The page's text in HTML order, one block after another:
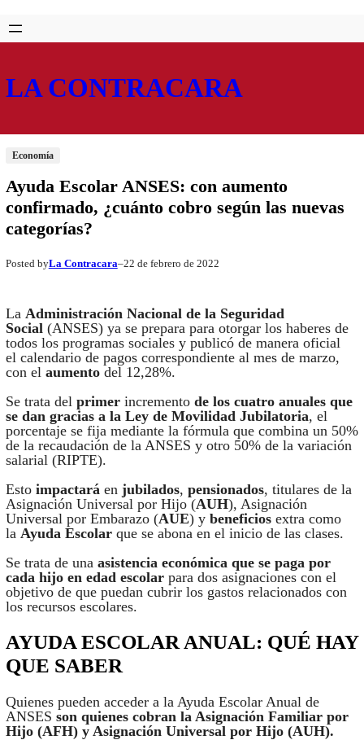
Saltar
al
Skip
to
LA CONTRACARA
Economía
Ayuda Escolar ANSES: con aumento
confirmado, ¿cuánto cobro según las nuevas
categorías?
Posted byLa Contracara–22 de febrero de 2022
LaAdministración Nacional de la Seguridad
Social (ANSES) ya se prepara para otorgar los haberes de
todos los programas sociales y publicó de manera oficial
el calendario de pagos correspondiente al mes de marzo,
con el aumentodel 12,28%.
Se trata del primerincremento de los cuatro anuales que
se dan gracias a la Ley de Movilidad Jubilatoria, el
porcentaje se fija mediante la fórmula que combina un 50%
de la recaudación de la ANSES y otro 50% de la variación
salarial (RIPTE).
Esto impactaráen jubilados, pensionados, titulares de la
Asignación Universal por Hijo (AUH), Asignación
Universal por Embarazo (AUE) y beneficiosextra como
la Ayuda Escolar que se abona en el inicio de las clases.
Se trata de una asistencia económica que se paga por
cada hijo en edad escolarpara dos asignaciones con el
objetivo de que puedan cubrir los gastos relacionados con
los recursos escolares.
AYUDA ESCOLAR ANUAL: QUÉ HAY
QUE SABER
Quienes pueden acceder a la Ayuda Escolar Anual de
ANSES son quienes cobran la Asignación Familiar por
Hijo (AFH) y Asignación Universal por Hijo (AUH).